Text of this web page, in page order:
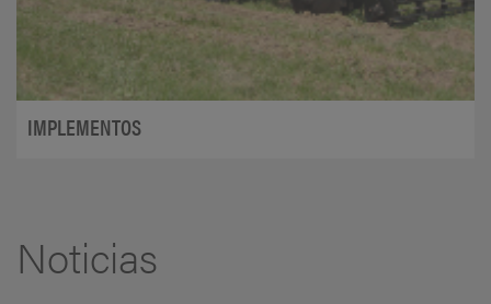
IMPLEMENTOS
Noticias